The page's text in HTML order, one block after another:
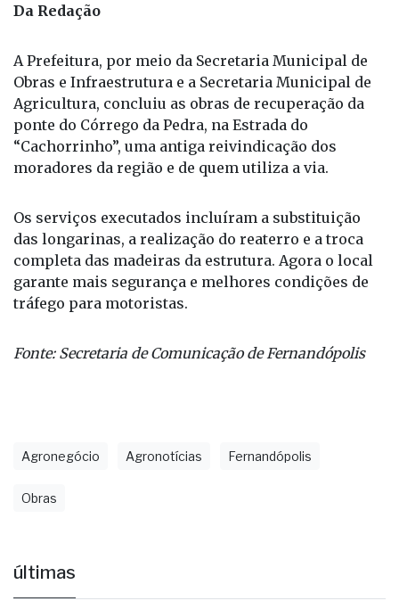
Da Redação
A Prefeitura, por meio da Secretaria Municipal de
Obras e Infraestrutura e a Secretaria Municipal de
Agricultura, concluiu as obras de recuperação da
ponte do Córrego da Pedra, na Estrada do
“Cachorrinho”, uma antiga reivindicação dos
moradores da região e de quem utiliza a via.
Os serviços executados incluíram a substituição
das longarinas, a realização do reaterro e a troca
completa das madeiras da estrutura. Agora o local
garante mais segurança e melhores condições de
tráfego para motoristas.
Fonte: Secretaria de Comunicação de Fernandópolis
Agronegócio Agronotícias Fernandópolis
Obras
últimas